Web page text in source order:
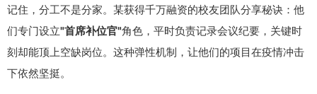
记住，分工不是分家。某获得千万融资的校友团队分享秘诀：他
们专门设立"首席补位官"角色，平时负责记录会议纪要，关键时
刻却能顶上空缺岗位。这种弹性机制，让他们的项目在疫情冲击
下依然坚挺。